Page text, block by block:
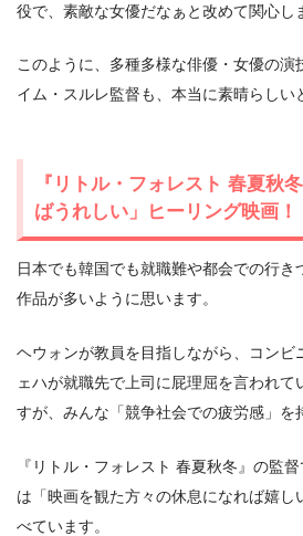
役で、素敵な女優だなぁと改めて関心し
このように、多種多様な俳優・女優の演
イム・スルレ監督も、本当に素晴らしい
『リトル・フォレスト 春夏秋
ばうれしい」ヒーリング映画！
日本でも韓国でも就職難や都会での行き
作品が多いように思います。
ヘウォンが教員を目指しながら、コンビ
ェハが就職先で上司に屁理屈を言われて
すが、みんな「競争社会での疲労感」を
『リトル・フォレスト 春夏秋冬』の監
は「映画を観た方々の休息になれば嬉し
べています。